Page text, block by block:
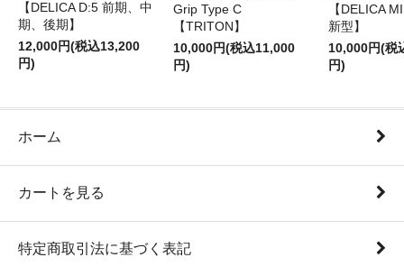
【DELICA D:5 前期、中
期、後期】
12,000円(税込13,200
円)
Grip Type C
【TRITON】
10,000円(税込11,000
円)
【DELICA
新型】
10,000円(税
円)
ホーム
カートを見る
特定商取引法に基づく表記